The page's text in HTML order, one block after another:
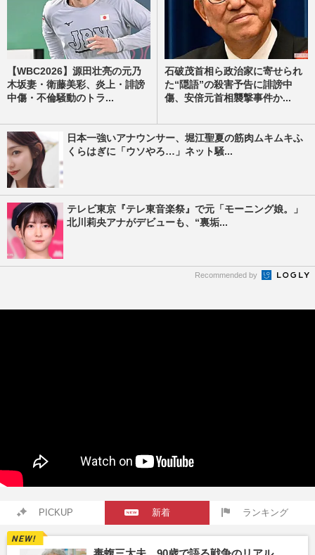
【WBC2026】源田壮亮の元乃
木坂妻・衛藤美彩、炎上・誹謗
中傷・不倫騒動のトラ...
石破茂首相ら政治家に寄せられ
た“隠語”の殺害予告に誹謗中
傷、安倍元首相襲撃事件か...
日本一強いアナウンサー、堀江聖夏の筋肉ムキムキふ
くらはぎに「ウソやろ…」ネット騒...
テレビ東京『テレ東音楽祭』で元「モーニング娘。」
北川莉央アナがデビューも、“裏垢...
Recommended by
PICKUP 新着 ランキング